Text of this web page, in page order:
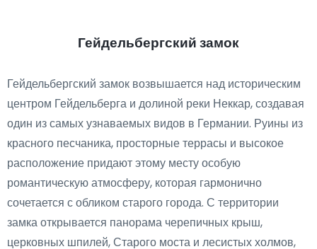
Гейдельбергский замок
Гейдельбергский замок возвышается над историческим
центром Гейдельберга и долиной реки Неккар, создавая
один из самых узнаваемых видов в Германии. Руины из
красного песчаника, просторные террасы и высокое
расположение придают этому месту особую
романтическую атмосферу, которая гармонично
сочетается с обликом старого города. С территории
замка открывается панорама черепичных крыш,
церковных шпилей, Старого моста и лесистых холмов,